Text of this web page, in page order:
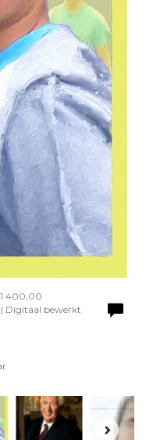
400,00
Digitaal bewerkt